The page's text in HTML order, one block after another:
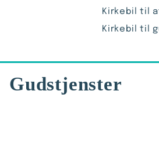
Kirkebil til
Kirkebil til
Gudstjenster